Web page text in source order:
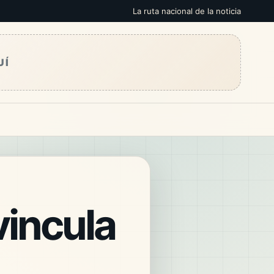
La ruta nacional de la noticia